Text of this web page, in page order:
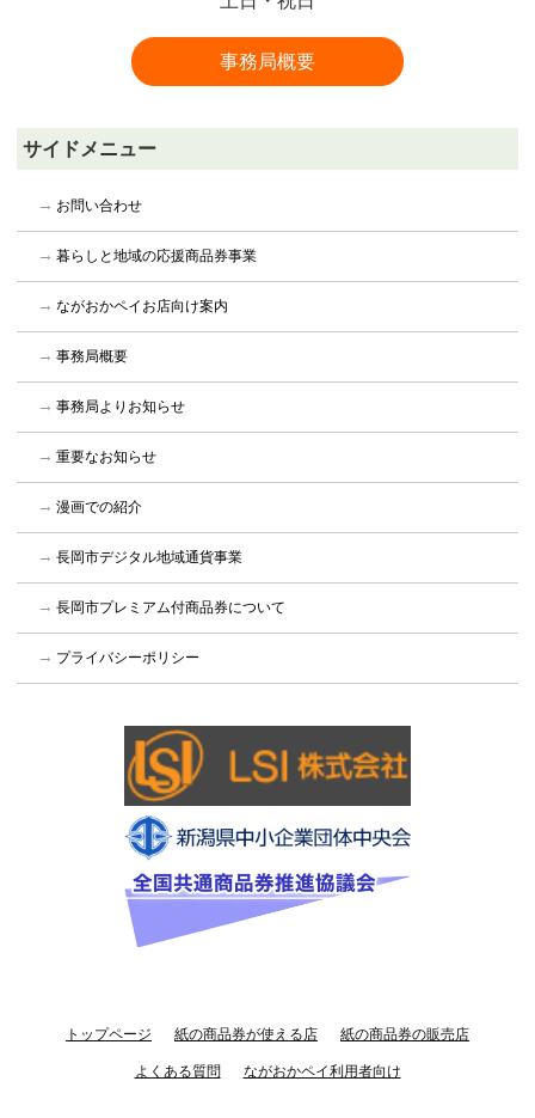
事務局概要
サイドメニュー
お問い合わせ
暮らしと地域の応援商品券事業
ながおかペイお店向け案内
事務局概要
事務局よりお知らせ
重要なお知らせ
漫画での紹介
長岡市デジタル地域通貨事業
長岡市プレミアム付商品券について
プライバシーポリシー
トップページ 紙の商品券が使える店 紙の商品券の販売店
よくある質問 ながおかペイ利用者向け